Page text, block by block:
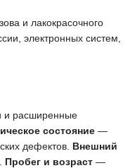
и лакокрасочного
электронных систем,
и расширенные
состояние —
дефектов. Внешний
Пробег и возраст —